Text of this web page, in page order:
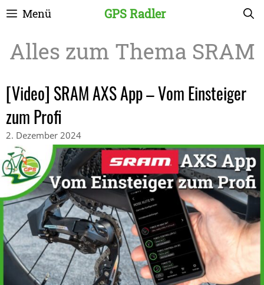
Zum
springen
GPS Radler
Menü
SRAM
[Video] SRAM AXS App – Vom Einsteiger
zum Profi
2. Dezember 2024